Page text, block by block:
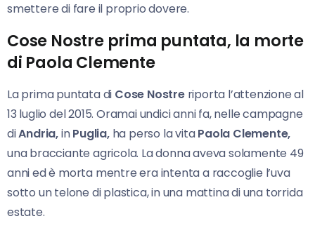
smettere di fare il proprio dovere.
Cose Nostre prima puntata, la morte
di Paola Clemente
La prima puntata di Cose Nostreriporta l’attenzione al
13 luglio del 2015. Oramai undici anni fa, nelle campagne
diAndria,inPuglia,ha perso la vitaPaola Clemente,
una bracciante agricola. La donna aveva solamente 49
anni ed è morta mentre era intenta a raccoglie l’uva
sotto un telone di plastica, in una mattina di una torrida
estate.